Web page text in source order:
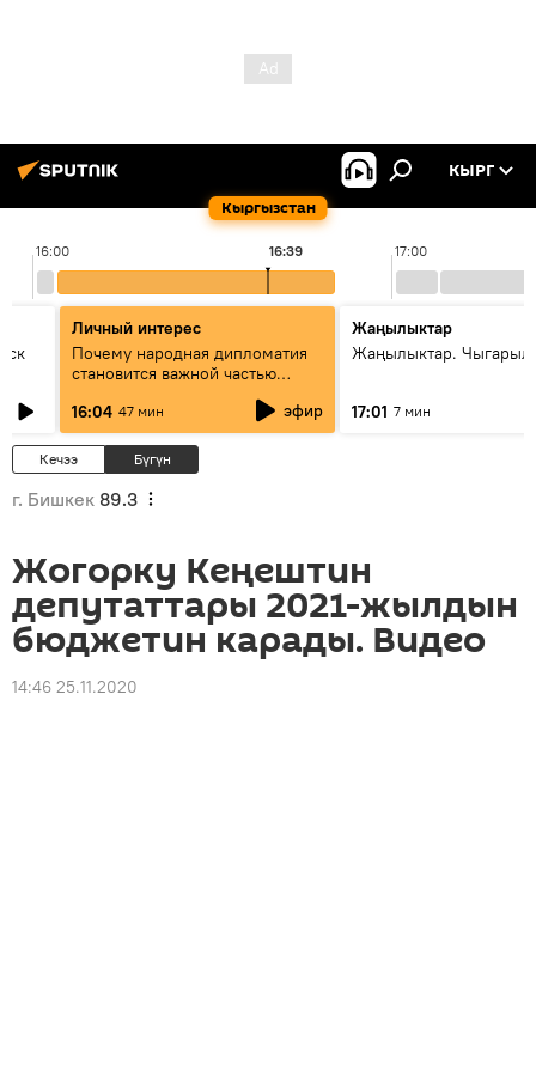
Кыргызстан
КЫРГ
16:00 17:00
16:39
Личный интерес
Почему народная дипломатия
становится важной частью
сотрудничества
16:04 47 мин эфир
Жаңылыктар
Жаңылыктар.
17:01 7 мин
Кечээ Бүгүн
г. Бишкек 89.3
Жогорку Кеңештин
депутаттары 2021-жылдын
бюджетин карады. Видео
14:46 25.11.2020